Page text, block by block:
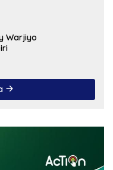
Warjiyo